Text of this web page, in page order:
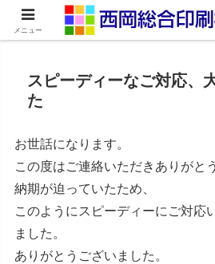
ネット印刷通販・オンデ
スピーディーなご対応、
た
お世話になります。
この度はご連絡いただきありがと
納期が迫っていたため、
このようにスピーディーにご対応
ました。
ありがとうございました。
メニュー